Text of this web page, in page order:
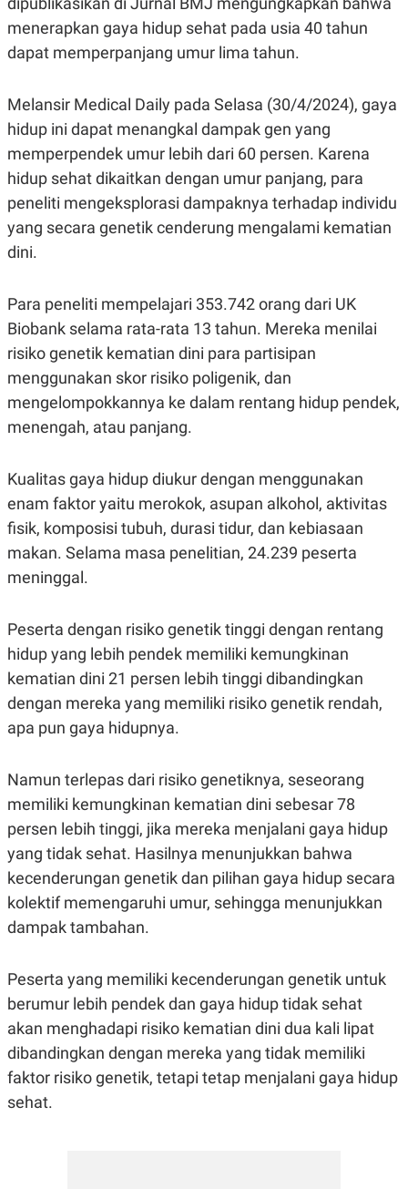
menerapkan gaya hidup sehat pada usia 40 tahun
dapat memperpanjang umur lima tahun.
Melansir Medical Daily pada Selasa (30/4/2024), gaya
hidup ini dapat menangkal dampak gen yang
memperpendek umur lebih dari 60 persen. Karena
hidup sehat dikaitkan dengan umur panjang, para
peneliti mengeksplorasi dampaknya terhadap individu
yang secara genetik cenderung mengalami kematian
dini.
Para peneliti mempelajari 353.742 orang dari UK
Biobank selama rata-rata 13 tahun. Mereka menilai
risiko genetik kematian dini para partisipan
menggunakan skor risiko poligenik, dan
mengelompokkannya ke dalam rentang hidup pendek,
menengah, atau panjang.
Kualitas gaya hidup diukur dengan menggunakan
enam faktor yaitu merokok, asupan alkohol, aktivitas
fisik, komposisi tubuh, durasi tidur, dan kebiasaan
makan. Selama masa penelitian, 24.239 peserta
meninggal.
Peserta dengan risiko genetik tinggi dengan rentang
hidup yang lebih pendek memiliki kemungkinan
kematian dini 21 persen lebih tinggi dibandingkan
dengan mereka yang memiliki risiko genetik rendah,
apa pun gaya hidupnya.
Namun terlepas dari risiko genetiknya, seseorang
memiliki kemungkinan kematian dini sebesar 78
persen lebih tinggi, jika mereka menjalani gaya hidup
yang tidak sehat. Hasilnya menunjukkan bahwa
kecenderungan genetik dan pilihan gaya hidup secara
kolektif memengaruhi umur, sehingga menunjukkan
dampak tambahan.
Peserta yang memiliki kecenderungan genetik untuk
berumur lebih pendek dan gaya hidup tidak sehat
akan menghadapi risiko kematian dini dua kali lipat
dibandingkan dengan mereka yang tidak memiliki
faktor risiko genetik, tetapi tetap menjalani gaya hidup
sehat.